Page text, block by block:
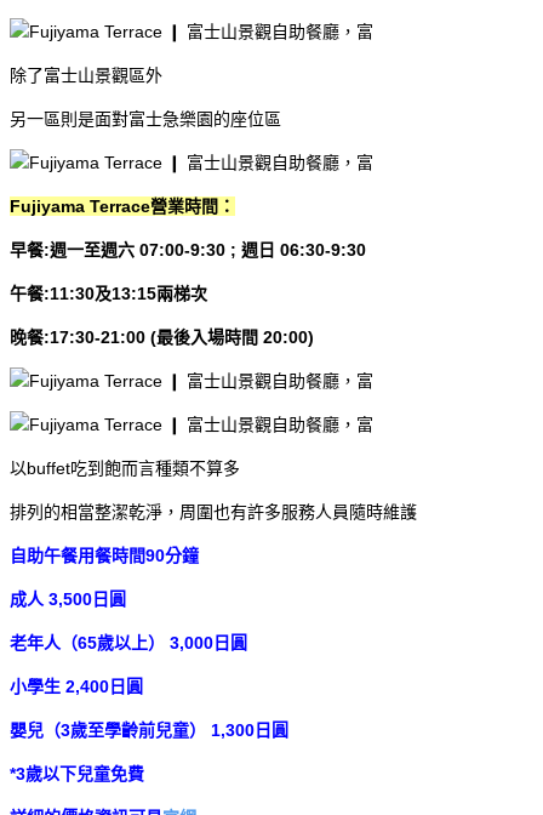
除了富士山景觀區外
另一區則是面對富士急樂園的座位區
Fujiyama Terrace營業時間：
早餐:週一至週六 07:00-9:30 ; 週日 06:30-9:30
午餐:11:30及13:15兩梯次
晚餐:17:30-21:00 (最後入場時間 20:00)
以buffet吃到飽而言種類不算多
排列的相當整潔乾淨，周圍也有許多服務人員隨時維護
自助午餐用餐時間90分鐘
成人 3,500日圓
老年人（65歲以上） 3,000日圓
小學生 2,400日圓
嬰兒（3歲至學齡前兒童） 1,300日圓
*3歲以下兒童免費